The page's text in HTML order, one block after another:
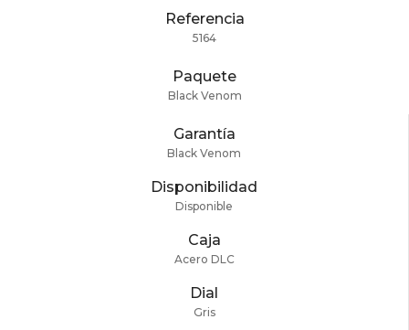
Referencia
5164
Paquete
Black Venom
Garantía
Black Venom
Disponibilidad
Disponible
Caja
Acero DLC
Dial
Gris